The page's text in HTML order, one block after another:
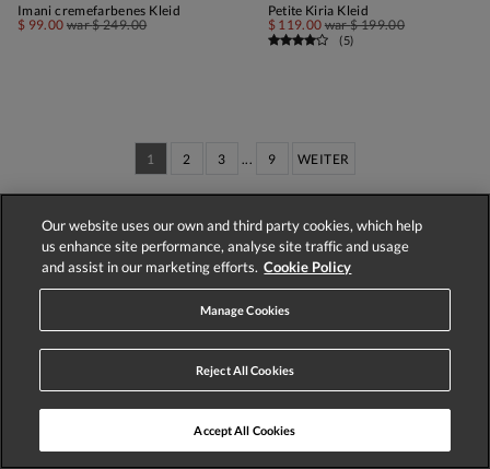
Imani cremefarbenes Kleid
$ 99.00 war$ 249.00
Petite Kiria Kleid
$ 119.00 war$ 199.00
(5)
1 2 3 ... 9 WEITER
Es werden 1–60 von 537 Styles angezeigt
Our website uses our own and third party cookies, which help
us enhance site performance, analyse site traffic and usage
and assist in our marketing efforts. Cookie Policy
Manage Cookies
Reject All Cookies
Accept All Cookies